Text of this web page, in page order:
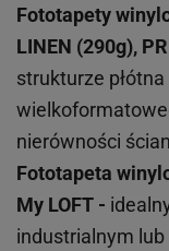
Fototapety
LINEN (290g),
strukturze
nierówności
Fototapeta
My LOFT -
industrialnym